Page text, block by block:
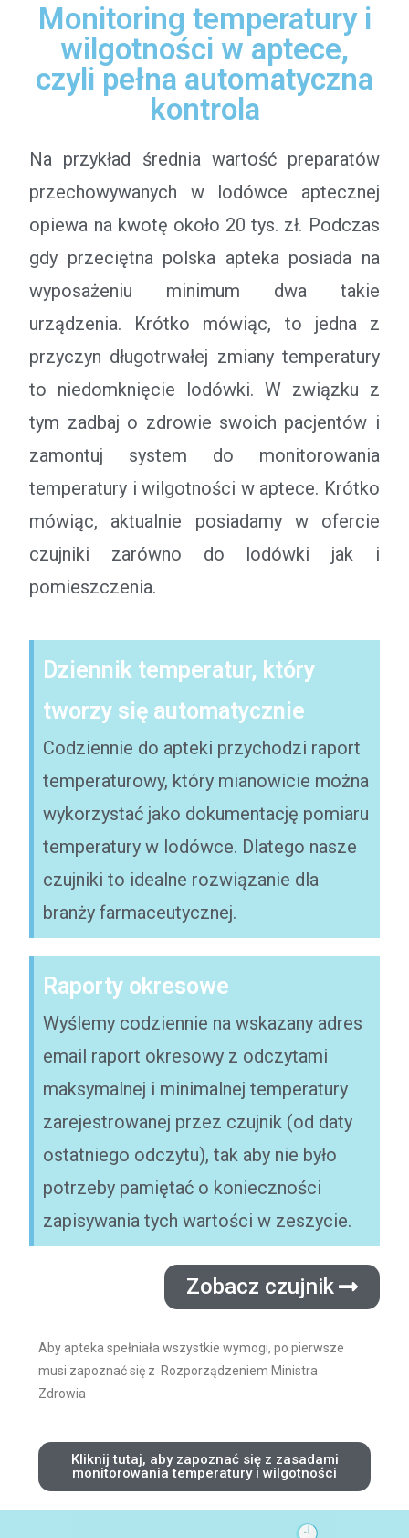
Monitoring temperatury i
wilgotności w aptece,
czyli pełna automatyczna
kontrola
Na przykład średnia wartość preparatów
przechowywanych w lodówce aptecznej
opiewa na kwotę około 20 tys. zł. Podczas
gdy przeciętna polska apteka posiada na
wyposażeniu minimum dwa takie
urządzenia. Krótko mówiąc, to jedna z
przyczyn długotrwałej zmiany temperatury
to niedomknięcie lodówki. W związku z
tym zadbaj o zdrowie swoich pacjentów i
zamontuj system do monitorowania
temperatury i wilgotności w aptece. Krótko
mówiąc, aktualnie posiadamy w ofercie
czujniki zarówno do lodówki jak i
pomieszczenia.
Dziennik temperatur, który
tworzy się automatycznie
Codziennie do apteki przychodzi raport
temperaturowy, który mianowicie można
wykorzystać jako dokumentację pomiaru
temperatury w lodówce. Dlatego nasze
czujniki to idealne rozwiązanie dla
branży farmaceutycznej.
Raporty okresowe
Wyślemy codziennie na wskazany adres
email raport okresowy z odczytami
maksymalnej i minimalnej temperatury
zarejestrowanej przez czujnik (od daty
ostatniego odczytu), tak aby nie było
potrzeby pamiętać o konieczności
zapisywania tych wartości w zeszycie.
Zobacz czujnik
Aby apteka spełniała wszystkie wymogi, po pierwsze
musi zapoznać się z Rozporządzeniem Ministra
Zdrowia
Kliknij tutaj, aby zapoznać się z zasadami
monitorowania temperatury i wilgotności